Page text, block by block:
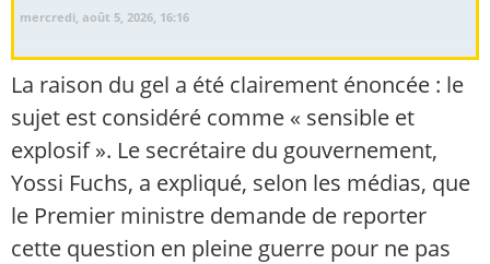
mercredi, août 5, 2026, 16:16
La raison du gel a été clairement énoncée : le
sujet est considéré comme « sensible et
explosif ». Le secrétaire du gouvernement,
Yossi Fuchs, a expliqué, selon les médias, que
le Premier ministre demande de reporter
cette question en pleine guerre pour ne pas